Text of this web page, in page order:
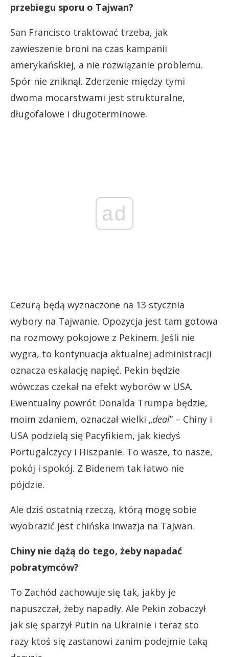
przebiegu sporu o Tajwan?
San Francisco traktować trzeba, jak
zawieszenie broni na czas kampanii
amerykańskiej, a nie rozwiązanie problemu.
Spór nie zniknął. Zderzenie między tymi
dwoma mocarstwami jest strukturalne,
długofalowe i długoterminowe.
ad
Cezurą będą wyznaczone na 13 stycznia
wybory na Tajwanie. Opozycja jest tam gotowa
na rozmowy pokojowe z Pekinem. Jeśli nie
wygra, to kontynuacja aktualnej administracji
oznacza eskalację napięć. Pekin będzie
wówczas czekał na efekt wyborów w USA.
Ewentualny powrót Donalda Trumpa będzie,
moim zdaniem, oznaczał wielki „deal” – Chiny i
USA podzielą się Pacyfikiem, jak kiedyś
Portugalczycy i Hiszpanie. To wasze, to nasze,
pokój i spokój. Z Bidenem tak łatwo nie
pójdzie.
Ale dziś ostatnią rzeczą, którą mogę sobie
wyobrazić jest chińska inwazja na Tajwan.
Chiny nie dążą do tego, żeby napadać
pobratymców?
To Zachód zachowuje się tak, jakby je
napuszczał, żeby napadły. Ale Pekin zobaczył
jak się sparzył Putin na Ukrainie i teraz sto
razy ktoś się zastanowi zanim podejmie taką